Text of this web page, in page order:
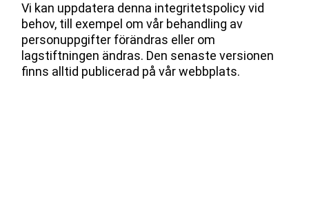
Vi kan uppdatera denna integritetspolicy vid
behov, till exempel om vår behandling av
personuppgifter förändras eller om
lagstiftningen ändras. Den senaste versionen
finns alltid publicerad på vår webbplats.